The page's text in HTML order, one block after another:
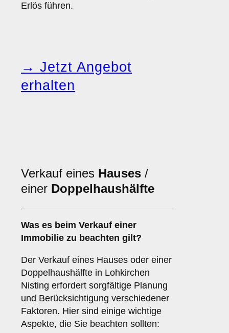
Erlös führen.
→ Jetzt Angebot
erhalten
Verkauf eines Hauses /
einer Doppelhaushälfte
Was es beim Verkauf einer
Immobilie zu beachten gilt?
Der Verkauf eines Hauses oder einer
Doppelhaushälfte in Lohkirchen
Nisting erfordert sorgfältige Planung
und Berücksichtigung verschiedener
Faktoren. Hier sind einige wichtige
Aspekte, die Sie beachten sollten: